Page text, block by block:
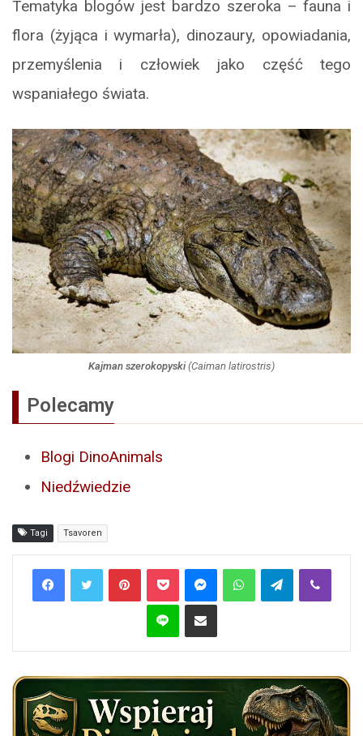
Tematyka blogów jest bardzo szeroka – fauna i
flora (żyjąca i wymarła), dinozaury, opowiadania,
przemyślenia i człowiek jako część tego
wspaniałego świata.
Kajman szerokopyski(Caiman latirostris)
Polecamy
Blogi DinoAnimals
Niedźwiedzie
Tagi Tsavoren
PinterestPocket MessengerWhatsAppTelegramViber
Line Share via Email